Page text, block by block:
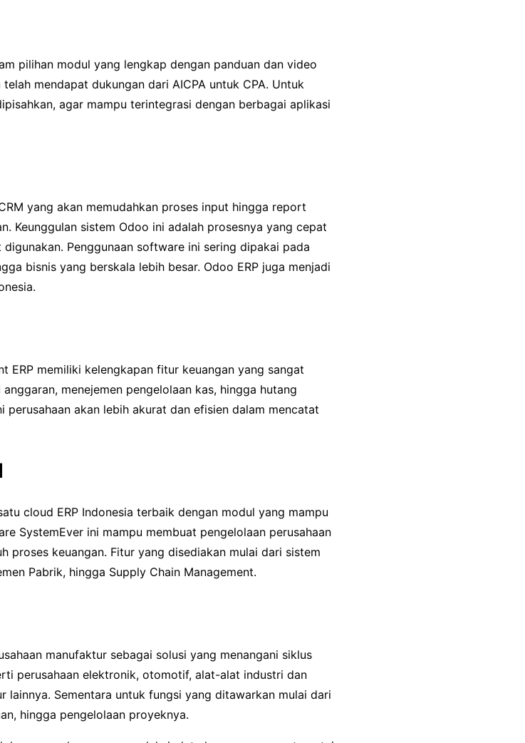
pilihan modul yang lengkap dengan panduan dan video
mendapat dukungan dari AICPA untuk CPA. Untuk
agar mampu terintegrasi dengan berbagai aplikasi
yang akan memudahkan proses input hingga report
Keunggulan sistem Odoo ini adalah prosesnya yang cepat
Penggunaan software ini sering dipakai pada
bisnis yang berskala lebih besar. Odoo ERP juga menjadi
ERP memiliki kelengkapan fitur keuangan yang sangat
menejemen pengelolaan kas, hingga hutang
akan lebih akurat dan efisien dalam mencatat
cloud ERP Indonesia terbaik dengan modul yang mampu
SystemEver ini mampu membuat pengelolaan perusahaan
proses keuangan. Fitur yang disediakan mulai dari sistem
Pabrik, hingga Supply Chain Management.
manufaktur sebagai solusi yang menangani siklus
perusahaan elektronik, otomotif, alat-alat industri dan
lainnya. Sementara untuk fungsi yang ditawarkan mulai dari
hingga pengelolaan proyeknya.